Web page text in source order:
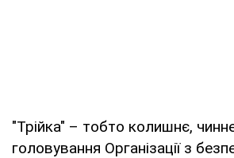
"Трійка" – тобто колишнє,
головування Організації з